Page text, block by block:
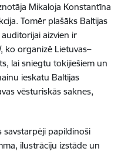
Mikaloja Konstantīna
Tomēr plašāks Baltijas
aizvien ir
, ko organizē Lietuvas–
lai sniegtu tokijiešiem un
ieskatu Baltijas
vēsturiskās saknes,
papildinoši
ilustrāciju izstāde un